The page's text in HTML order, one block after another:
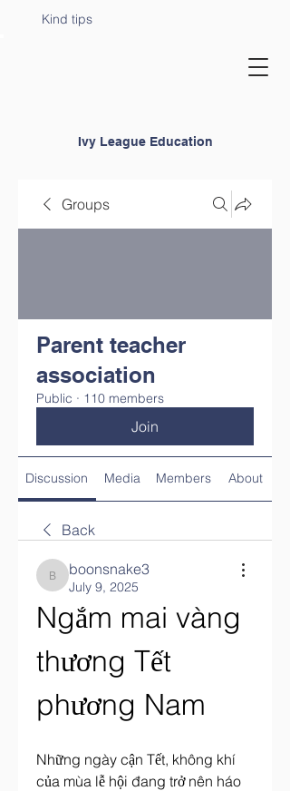
Ivy League Education
Kind tips
Groups
Parent teacher
association
Public · 110 members
Join
Discussion Media Members About
Back
boonsnake3
boonsnake3
July 9, 2025
Ngắm mai vàng
thương Tết
phương Nam
Những ngày cận Tết, không khí
của mùa lễ hội đang trở nên háo